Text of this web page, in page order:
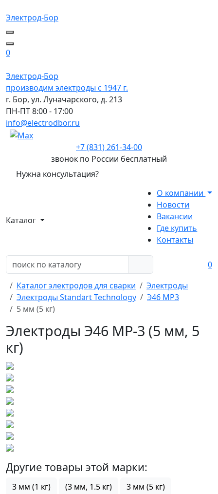
Электрод-Бор
0
Электрод-Бор
производим электроды с 1947 г.
г. Бор, ул. Луначарского, д. 213
ПН-ПТ 8:00 - 17:00
info@electrodbor.ru
+7 (831) 261-34-00
звонок по России бесплатный
Нужна консультация?
Каталог
О компании
Новости
Вакансии
Где купить
Контакты
0
Каталог электродов для сварки
Электроды
Электроды Standart Technology
Э46 МР3
5 мм (5 кг)
Электроды Э46 МР-3 (5 мм, 5
кг)
Другие товары этой марки:
3 мм (1 кг) (3 мм, 1.5 кг)
3 мм (5 кг)